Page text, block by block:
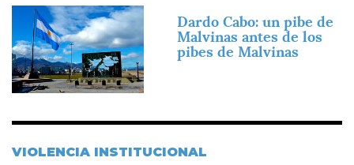
Imagen
Dardo Cabo: un pibe de
Malvinas antes de los
pibes de Malvinas
VIOLENCIA INSTITUCIONAL